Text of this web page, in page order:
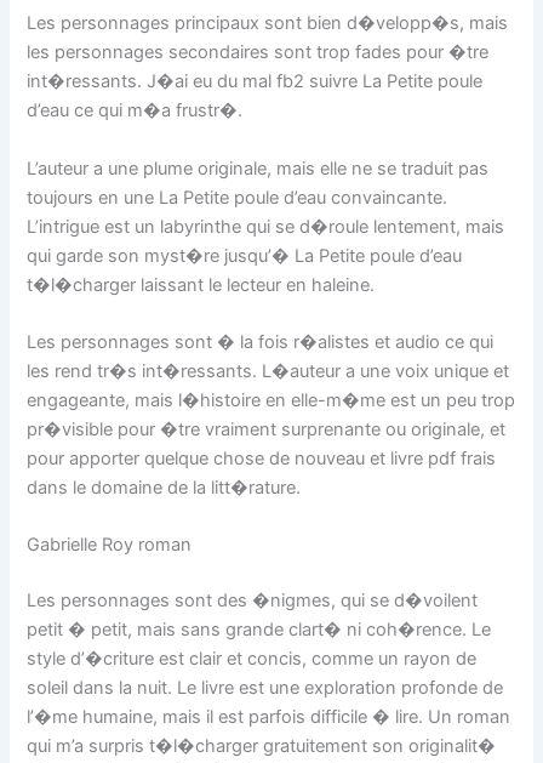
Les personnages principaux sont bien d�velopp�s, mais
les personnages secondaires sont trop fades pour �tre
int�ressants. J�ai eu du mal fb2 suivre La Petite poule
d’eau ce qui m�a frustr�.
L’auteur a une plume originale, mais elle ne se traduit pas
toujours en une La Petite poule d’eau convaincante.
L’intrigue est un labyrinthe qui se d�roule lentement, mais
qui garde son myst�re jusqu’� La Petite poule d’eau
t�l�charger laissant le lecteur en haleine.
Les personnages sont � la fois r�alistes et audio ce qui
les rend tr�s int�ressants. L�auteur a une voix unique et
engageante, mais l�histoire en elle-m�me est un peu trop
pr�visible pour �tre vraiment surprenante ou originale, et
pour apporter quelque chose de nouveau et livre pdf frais
dans le domaine de la litt�rature.
Gabrielle Roy roman
Les personnages sont des �nigmes, qui se d�voilent
petit � petit, mais sans grande clart� ni coh�rence. Le
style d’�criture est clair et concis, comme un rayon de
soleil dans la nuit. Le livre est une exploration profonde de
l’�me humaine, mais il est parfois difficile � lire. Un roman
qui m’a surpris t�l�charger gratuitement son originalit�